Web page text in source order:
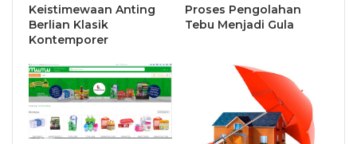
Keistimewaan Anting
Berlian Klasik
Kontemporer
Proses Pengolahan
Tebu Menjadi Gula